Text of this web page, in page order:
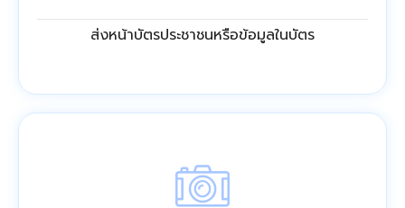
ส่งหน้าบัตรประชาชนหรือข้อมูลในบัตร